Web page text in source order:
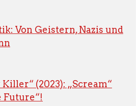
Von Geistern, Nazis und
(2023): „Scream“
Future“!